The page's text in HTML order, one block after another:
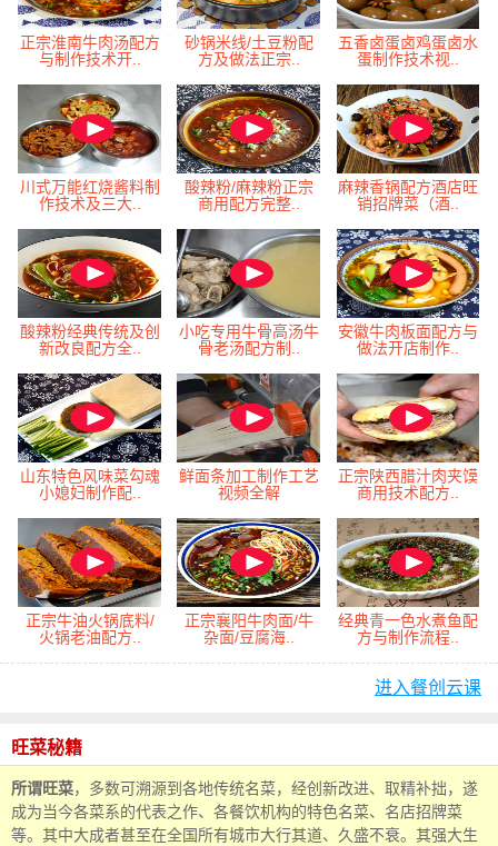
正宗淮南牛肉汤配方
与制作技术开..
砂锅米线/土豆粉配
方及做法正宗..
五香卤蛋卤鸡蛋卤水
蛋制作技术视..
川式万能红烧酱料制
作技术及三大..
酸辣粉/麻辣粉正宗
商用配方完整..
麻辣香锅配方酒店旺
销招牌菜（酒..
酸辣粉经典传统及创
新改良配方全..
小吃专用牛骨高汤牛
骨老汤配方制..
安徽牛肉板面配方与
做法开店制作..
山东特色风味菜勾魂
小媳妇制作配..
鲜面条加工制作工艺
视频全解
正宗陕西腊汁肉夹馍
商用技术配方..
正宗牛油火锅底料/
火锅老油配方..
正宗襄阳牛肉面/牛
杂面/豆腐海..
经典青一色水煮鱼配
方与制作流程..
进入餐创云课
旺菜秘籍
所谓旺菜，多数可溯源到各地传统名菜，经创新改进、取精补拙，遂
成为当今各菜系的代表之作、各餐饮机构的特色名菜、名店招牌菜
等。其中大成者甚至在全国所有城市大行其道、久盛不衰。其强大生